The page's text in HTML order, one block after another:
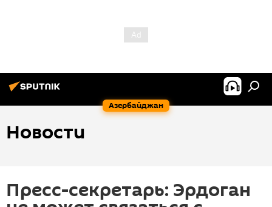
Азербайджан
Новости
Пресс-секретарь: Эрдоган